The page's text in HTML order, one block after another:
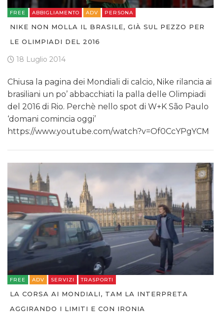
FREE ABBIGLIAMENTO ADV PERSONA
NIKE NON MOLLA IL BRASILE, GIÀ SUL PEZZO PER
LE OLIMPIADI DEL 2016
18 Luglio 2014
Chiusa la pagina dei Mondiali di calcio, Nike rilancia ai
brasiliani un po’ abbacchiati la palla delle Olimpiadi
del 2016 di Rio. Perchè nello spot di W+K São Paulo
‘domani comincia oggi’
https://www.youtube.com/watch?v=Of0CcYPgYCM
FREE ADV SERVIZI TRASPORTI
LA CORSA AI MONDIALI, TAM LA INTERPRETA
AGGIRANDO I LIMITI E CON IRONIA